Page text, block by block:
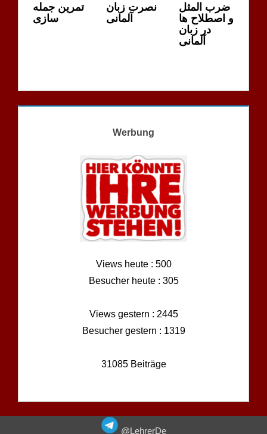
تمرین جمله
سازی
نصرت زبان
آلمانی
ضرب المثل
و اصطلاح ها
در زبان
آلمانی
Werbung
Views heute : 500
Besucher heute : 305
Views gestern : 2445
Besucher gestern : 1319
31085 Beiträge
@LehrerDe